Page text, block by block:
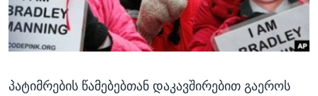
ᲡᲢᲣᲓᲘᲐ ᲕᲐᲨᲘᲜᲒᲢᲝᲜᲘ
ᲔᲙᲝᲜᲝᲛᲘᲙᲐ
ᲯᲐᲜᲛᲠᲗᲔᲚᲝᲑᲐ
ᲘᲜᲢᲔᲠᲕᲘᲣ
Learning English
პატიმრების წამებებთან დაკავშირებით გაეროს